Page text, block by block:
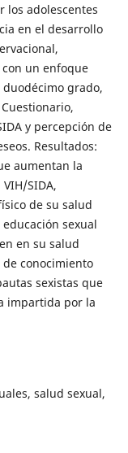
los adolescentes
en el desarrollo
un enfoque
grado,
y percepción de
Resultados:
aumentan la
SIDA,
de su salud
sexual
en su salud
de conocimiento
sexistas que
impartida por la
salud sexual,